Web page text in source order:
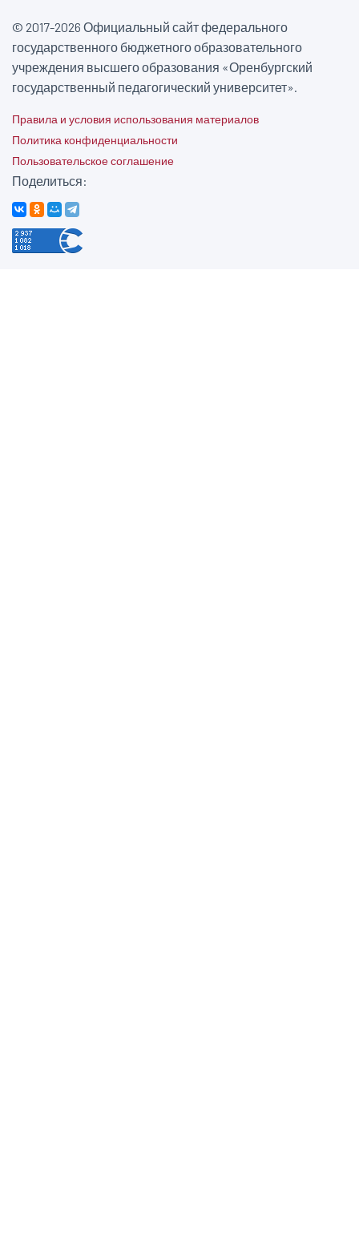
© 2017-2026 Официальный сайт федерального
государственного бюджетного образовательного
учреждения высшего образования «Оренбургский
государственный педагогический университет».
Правила и условия использования материалов
Политика конфиденциальности
Пользовательское соглашение
Поделиться: